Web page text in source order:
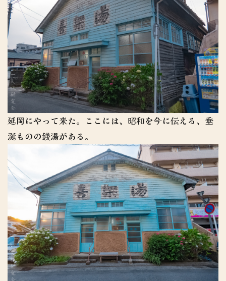
延岡にやって来た。ここには、昭和を今に伝える、垂
涎ものの銭湯がある。